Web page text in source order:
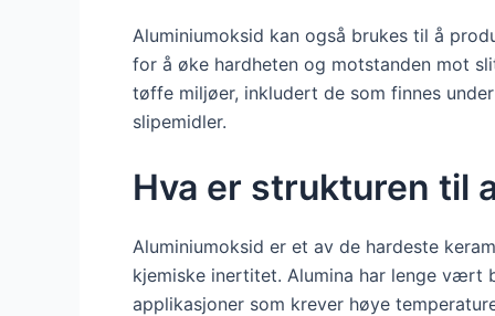
Aluminiumoksid kan også brukes til å
for å øke hardheten og motstanden mot
tøffe miljøer, inkludert de som finnes
slipemidler.
Hva er strukturen til
Aluminiumoksid er et av de hardeste
kjemiske inertitet. Alumina har lenge vært
applikasjoner som krever høye